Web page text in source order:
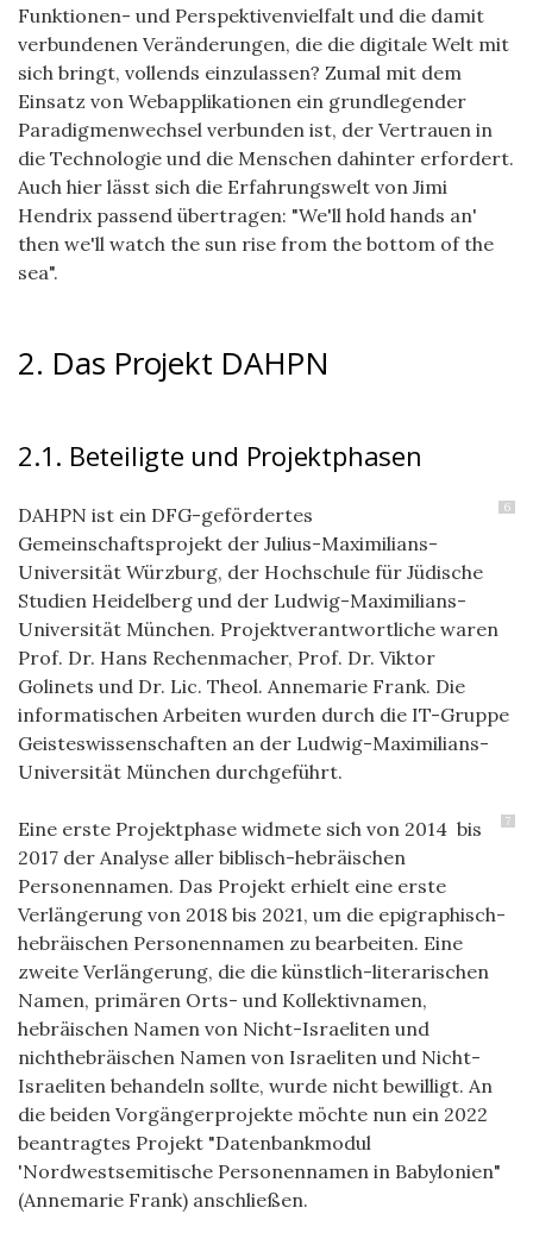
Funktionen- und Perspektivenvielfalt und die damit
verbundenen Veränderungen, die die digitale Welt mit
sich bringt, vollends einzulassen? Zumal mit dem
Einsatz von Webapplikationen ein grundlegender
Paradigmenwechsel verbunden ist, der Vertrauen in
die Technologie und die Menschen dahinter erfordert.
Auch hier lässt sich die Erfahrungswelt von Jimi
Hendrix passend übertragen: "We'll hold hands an'
then we'll watch the sun rise from the bottom of the
sea".
2. Das Projekt DAHPN
2.1. Beteiligte und Projektphasen
6
DAHPN ist ein DFG-gefördertes
Gemeinschaftsprojekt der Julius-Maximilians-
Universität Würzburg, der Hochschule für Jüdische
Studien Heidelberg und der Ludwig-Maximilians-
Universität München. Projektverantwortliche waren
Prof. Dr. Hans Rechenmacher, Prof. Dr. Viktor
Golinets und Dr. Lic. Theol. Annemarie Frank. Die
informatischen Arbeiten wurden durch die IT-Gruppe
Geisteswissenschaften an der Ludwig-Maximilians-
Universität München durchgeführt.
7
Eine erste Projektphase widmete sich von 2014 bis
2017 der Analyse aller biblisch-hebräischen
Personennamen. Das Projekt erhielt eine erste
Verlängerung von 2018 bis 2021, um die epigraphisch-
hebräischen Personennamen zu bearbeiten. Eine
zweite Verlängerung, die die künstlich-literarischen
Namen, primären Orts- und Kollektivnamen,
hebräischen Namen von Nicht-Israeliten und
nichthebräischen Namen von Israeliten und Nicht-
Israeliten behandeln sollte, wurde nicht bewilligt. An
die beiden Vorgängerprojekte möchte nun ein 2022
beantragtes Projekt "Datenbankmodul
'Nordwestsemitische Personennamen in Babylonien"
(Annemarie Frank) anschließen.